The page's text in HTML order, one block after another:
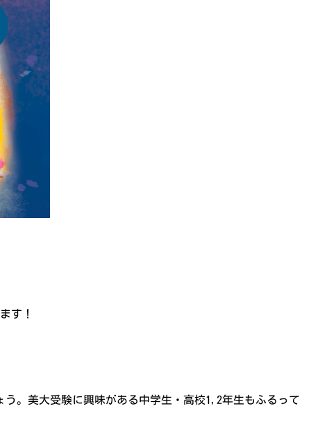
す！
。美大受験に興味がある中学生・高校1,2年生もふるって